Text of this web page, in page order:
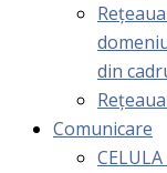
din
Comunicare